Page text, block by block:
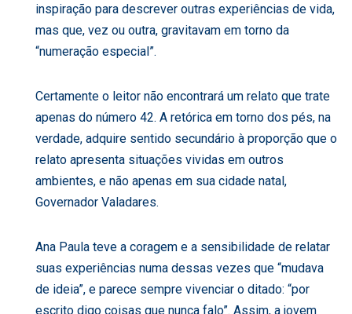
inspiração para descrever outras experiências de vida,
mas que, vez ou outra, gravitavam em torno da
“numeração especial”.
Certamente o leitor não encontrará um relato que trate
apenas do número 42. A retórica em torno dos pés, na
verdade, adquire sentido secundário à proporção que o
relato apresenta situações vividas em outros
ambientes, e não apenas em sua cidade natal,
Governador Valadares.
Ana Paula teve a coragem e a sensibilidade de relatar
suas experiências numa dessas vezes que “mudava
de ideia”, e parece sempre vivenciar o ditado: “por
escrito digo coisas que nunca falo”. Assim, a jovem